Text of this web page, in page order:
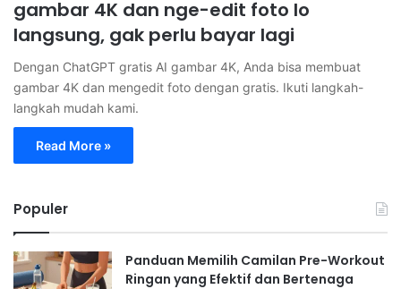
gambar 4K dan nge-edit foto lo
langsung, gak perlu bayar lagi
Dengan ChatGPT gratis AI gambar 4K, Anda bisa membuat
gambar 4K dan mengedit foto dengan gratis. Ikuti langkah-
langkah mudah kami.
Read More »
Populer
Panduan Memilih Camilan Pre-Workout
Ringan yang Efektif dan Bertenaga